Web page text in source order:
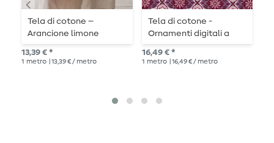
Tela di cotone –
Arancione limone
13,39 € *
1 metro | 13,39 € / metro
Tela di cotone -
Ornamenti digitali a
fiammifero Bianco
Viola
16,49 € *
1 metro | 16,49 € / metro